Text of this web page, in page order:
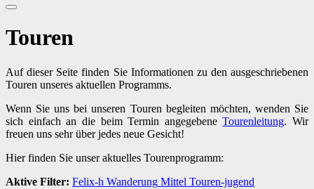
Touren
Auf dieser Seite finden Sie Informationen zu den ausgeschriebenen
Touren unseres aktuellen Programms.
Wenn Sie uns bei unseren Touren begleiten möchten, wenden Sie
sich einfach an die beim Termin angegebeneTourenleitung. Wir
freuen uns sehr über jedes neue Gesicht!
Hier finden Sie unser aktuelles Tourenprogramm:
Aktive Filter: Felix-h Wanderung Mittel Touren-jugend